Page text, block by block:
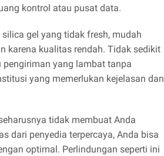
kontrol atau pusat data.
gel yang tidak fresh, mudah
karena kualitas rendah. Tidak sedikit
yang lambat tanpa
yang memerlukan kejelasan dan
tidak membuat Anda
dari penyedia terpercaya, Anda bisa
optimal. Perlindungan seperti ini